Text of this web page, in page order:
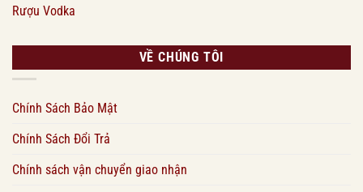
Rượu Vodka
VỀ CHÚNG TÔI
Chính Sách Bảo Mật
Chính Sách Đổi Trả
Chính sách vận chuyển giao nhận